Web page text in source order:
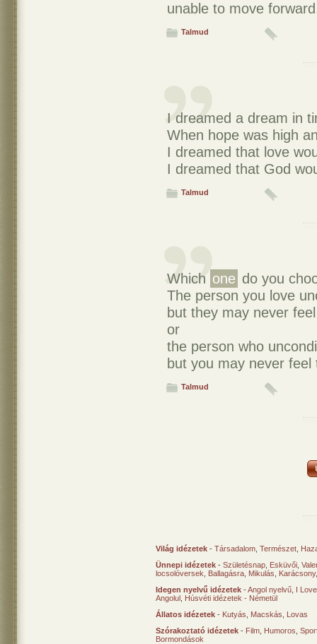
unable to move
Talmud
I dreamed a dream in
When hope was high
I dreamed that love
I dreamed that God
Talmud
Which one do you
The person you love
but they may never
or
the person who
but you may never feel
Talmud
Világ idézetek - Társadalom Természet
Ünnepi idézetek - Születésnap Esküvői
locsolóversek
Ballagásra Mikulás Karácsony
Idegen nyelvű idézetek -Angol nyelvű I
Angolul Húsvéti idézetek - Németül
Állatos idézetek - Kutyás Macskás
Lovas
Szórakoztató idézetek - Film Humoros
Bormondások